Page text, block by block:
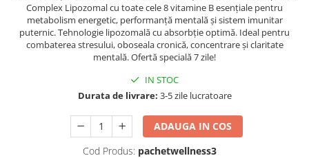
Complex Lipozomal cu toate cele 8 vitamine B esențiale pentru
metabolism energetic, performanță mentală și sistem imunitar
puternic. Tehnologie lipozomală cu absorbție optimă. Ideal pentru
combaterea stresului, oboseala cronică, concentrare și claritate
mentală. Ofertă specială 7 zile!
IN STOC
Durata de livrare: 3-5 zile lucratoare
ADAUGA IN COS
Cod Produs: pachetwellness3